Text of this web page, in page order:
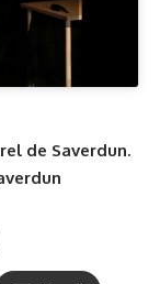
de Saverdun.